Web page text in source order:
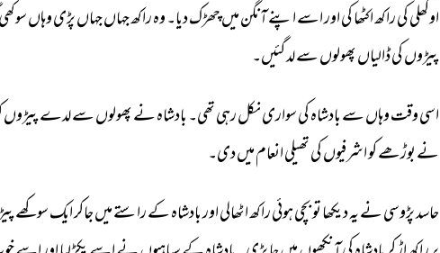
اوکھلی کی راکھ اکٹھا کی اور اسے اپنے آنگن میں چھڑک دیا۔ وہ راکھ جہاں جہاں پڑی وہاں
پیڑوں کی ڈالیاں پھولوں سے لد گئیں۔
اسی وقت وہاں سے بادشاہ کی سواری نکل رہی تھی۔ بادشاہ نے پھولوں سے لدے پیڑوں
نے بوڑھے کو اشرفیوں کی تھیلی انعام میں دی۔
حاسد پڑوسی نے یہ دیکھا تو بچی ہوئی راکھ اٹھالی اور بادشاہ کے راستے میں جاکر ایک سوکھے